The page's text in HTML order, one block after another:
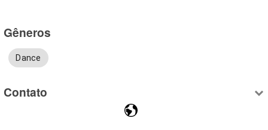
Gêneros
Dance
Contato